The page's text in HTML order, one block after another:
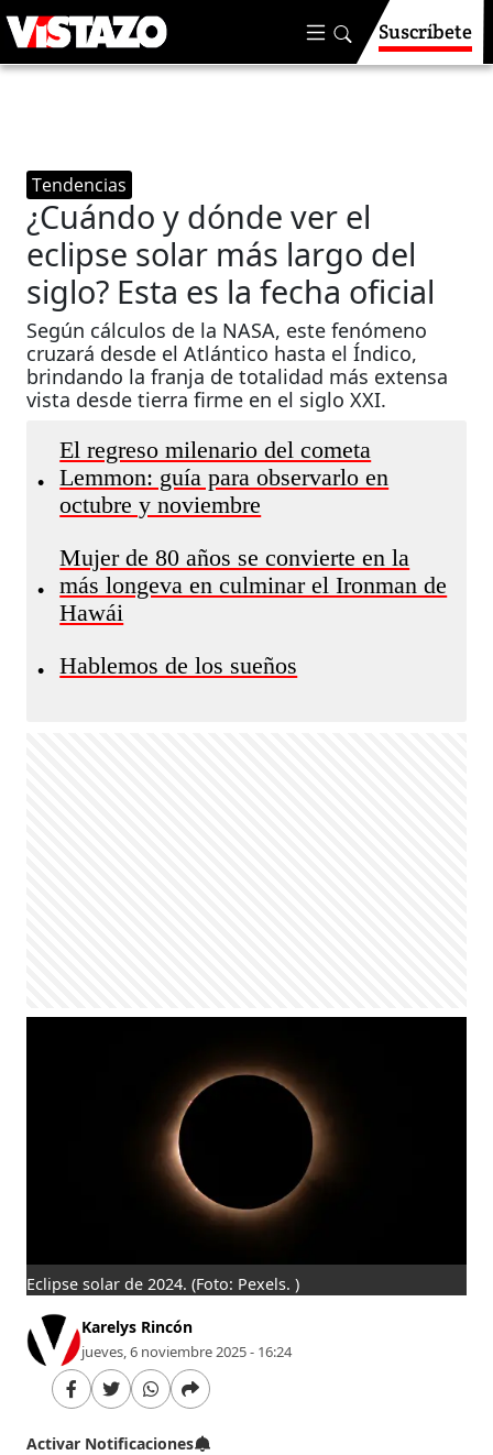
Suscríbete
Tendencias
¿Cuándo y dónde ver el
eclipse solar más largo del
siglo? Esta es la fecha oficial
Según cálculos de la NASA, este fenómeno
cruzará desde el Atlántico hasta el Índico,
brindando la franja de totalidad más extensa
vista desde tierra firme en el siglo XXI.
•
El regreso milenario del cometa
Lemmon: guía para observarlo en
octubre y noviembre
•
Mujer de 80 años se convierte en la
más longeva en culminar el Ironman de
Hawái
• Hablemos de los sueños
Eclipse solar de 2024. (Foto: Pexels. )
Karelys Rincón
jueves, 6 noviembre 2025 - 16:24
Activar Notificaciones